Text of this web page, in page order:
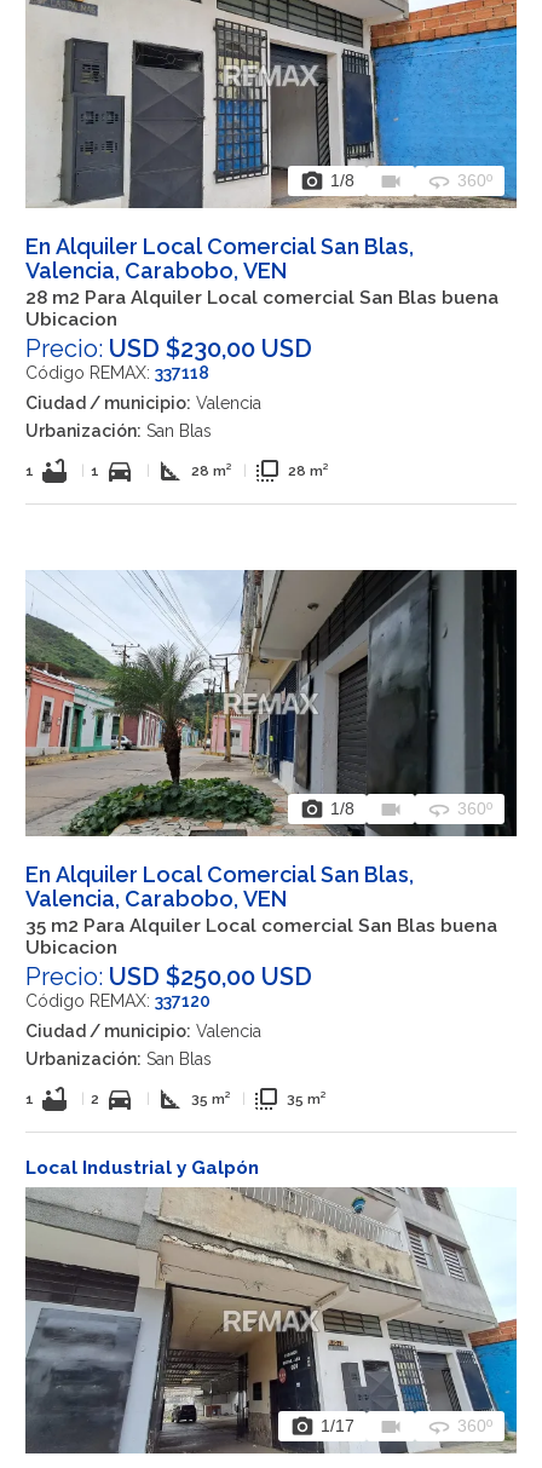
photo_camera 1/8 videocam 360 360º
En Alquiler Local Comercial San Blas,
Valencia, Carabobo, VEN
28 m2 Para Alquiler Local comercial San Blas buena
Ubicacion
Precio: USD $230,00 USD
Código REMAX: 337118
Ciudad / municipio: Valencia
Urbanización: San Blas
1 bathtub 1 directions_car square_foot 28 m² flip_to_front 28 m²
photo_camera 1/8 videocam 360 360º
En Alquiler Local Comercial San Blas,
Valencia, Carabobo, VEN
35 m2 Para Alquiler Local comercial San Blas buena
Ubicacion
Precio: USD $250,00 USD
Código REMAX: 337120
Ciudad / municipio: Valencia
Urbanización: San Blas
1 bathtub 2 directions_car square_foot 35 m² flip_to_front 35 m²
Local Industrial y Galpón
photo_camera 1/17 videocam 360 360º